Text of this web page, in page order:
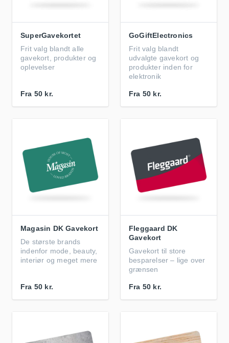
SuperGavekortet
Frit valg blandt alle
gavekort, produkter og
oplevelser
Fra 50 kr.
GoGiftElectronics
Frit valg blandt
udvalgte gavekort og
produkter inden for
elektronik
Fra 50 kr.
Magasin DK Gavekort
De største brands
indenfor mode, beauty,
interiør og meget mere
Fra 50 kr.
Fleggaard DK
Gavekort
Gavekort til store
besparelser – lige over
grænsen
Fra 50 kr.